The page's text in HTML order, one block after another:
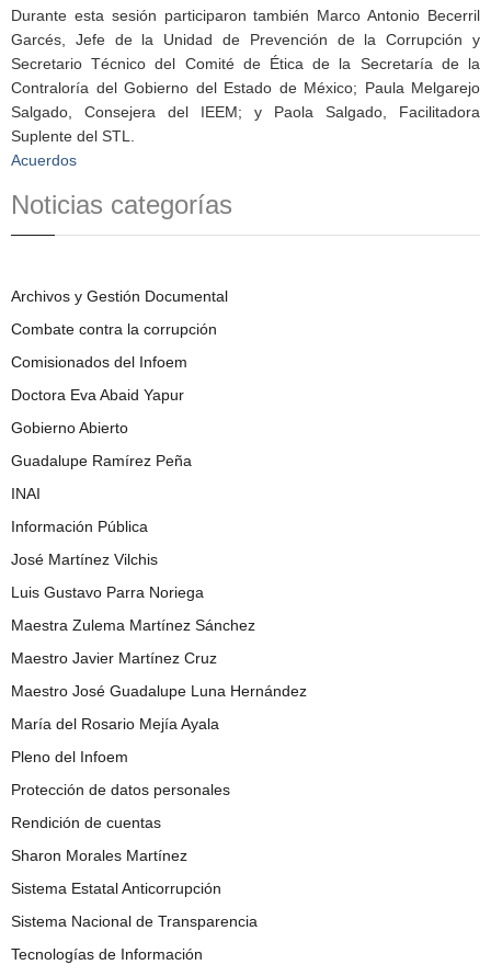
Durante esta sesión participaron también Marco Antonio Becerril
Garcés, Jefe de la Unidad de Prevención de la Corrupción y
Secretario Técnico del Comité de Ética de la Secretaría de la
Contraloría del Gobierno del Estado de México; Paula Melgarejo
Salgado, Consejera del IEEM; y Paola Salgado, Facilitadora
Suplente del STL.
Acuerdos
Noticias categorías
Archivos y Gestión Documental
Combate contra la corrupción
Comisionados del Infoem
Doctora Eva Abaid Yapur
Gobierno Abierto
Guadalupe Ramírez Peña
INAI
Información Pública
José Martínez Vilchis
Luis Gustavo Parra Noriega
Maestra Zulema Martínez Sánchez
Maestro Javier Martínez Cruz
Maestro José Guadalupe Luna Hernández
María del Rosario Mejía Ayala
Pleno del Infoem
Protección de datos personales
Rendición de cuentas
Sharon Morales Martínez
Sistema Estatal Anticorrupción
Sistema Nacional de Transparencia
Tecnologías de Información